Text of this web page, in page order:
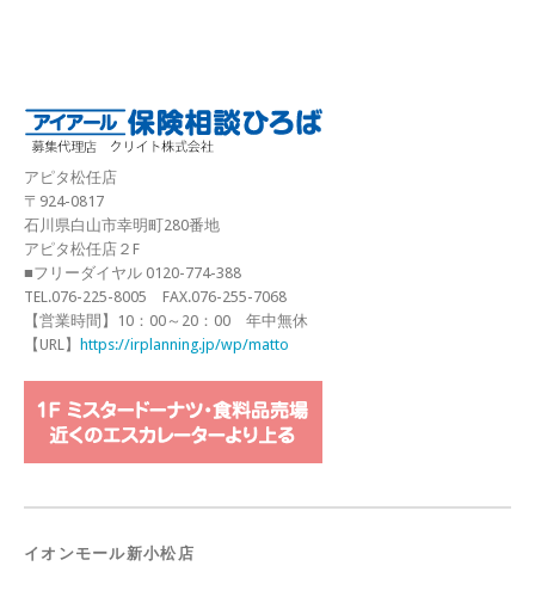
アピタ松任店
〒924-0817
石川県白山市幸明町280番地
アピタ松任店２F
■フリーダイヤル 0120-774-388
TEL.076-225-8005 FAX.076-255-7068
【営業時間】10：00～20：00 年中無休
【URL】 https://irplanning.jp/wp/matto
イオンモール新小松店